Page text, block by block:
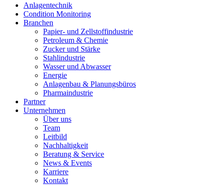
Anlagentechnik
Condition Monitoring
Branchen
Papier- und Zellstoffindustrie
Petroleum & Chemie
Zucker und Stärke
Stahlindustrie
Wasser und Abwasser
Energie
Anlagenbau & Planungsbüros
Pharmaindustrie
Partner
Unternehmen
Über uns
Team
Leitbild
Nachhaltigkeit
Beratung & Service
News & Events
Karriere
Kontakt